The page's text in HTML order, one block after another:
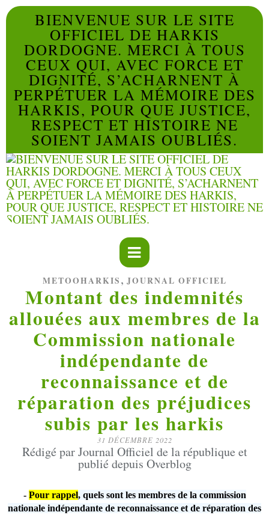
BIENVENUE SUR LE SITE
OFFICIEL DE HARKIS
DORDOGNE. MERCI À TOUS
CEUX QUI, AVEC FORCE ET
DIGNITÉ, S’ACHARNENT À
PERPÉTUER LA MÉMOIRE DES
HARKIS, POUR QUE JUSTICE,
RESPECT ET HISTOIRE NE
SOIENT JAMAIS OUBLIÉS.
METOOHARKIS , JOURNAL OFFICIEL
Montant des indemnités
allouées aux membres de la
Commission nationale
indépendante de
reconnaissance et de
réparation des préjudices
subis par les harkis
31 DÉCEMBRE 2022
Rédigé par Journal Officiel de la république et
publié depuis Overblog
- Pour rappel, quels sont les membres de la commission
nationale indépendante de reconnaissance et de réparation des